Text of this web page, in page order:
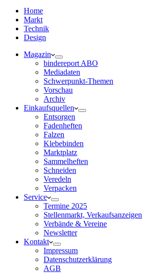
Home
Markt
Technik
Design
Magazin
bindereport ABO
Mediadaten
Schwerpunkt-Themen
Vorschau
Archiv
Einkaufsquellen
Entsorgen
Fadenheften
Falzen
Klebebinden
Marktplatz
Sammelheften
Schneiden
Veredeln
Verpacken
Service
Termine 2025
Stellenmarkt, Verkaufsanzeigen
Verbände & Vereine
Newsletter
Kontakt
Impressum
Datenschutzerklärung
AGB